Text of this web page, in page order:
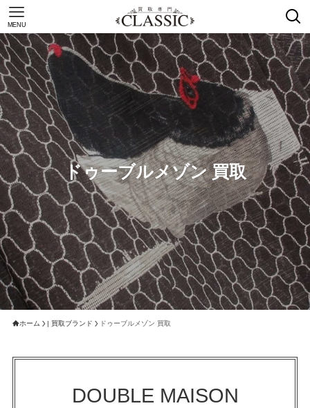
MENU
ドゥーブルメゾン 買取
ホーム | 買取ブランド ドゥーブルメゾン 買取
DOUBLE MAISON